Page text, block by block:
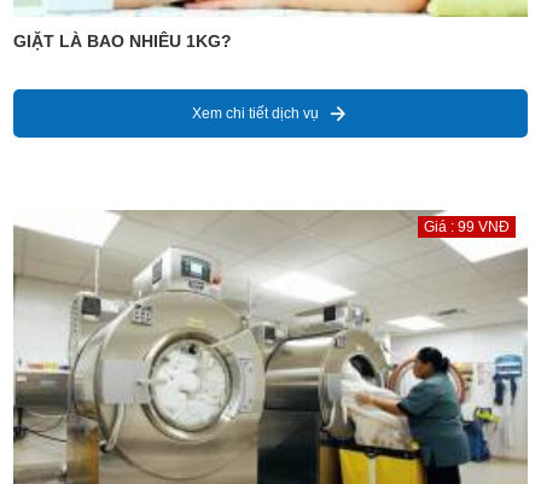
GIẶT LÀ BAO NHIÊU 1KG?
Xem chi tiết dịch vụ
Giá : 99 VNĐ